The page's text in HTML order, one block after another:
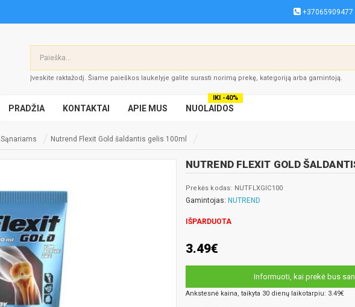
+37065909477
Įveskite raktažodį. Šiame paieškos laukelyje galite surasti norimą prekę, kategoriją arba gamintoją.
PRADŽIA KONTAKTAI APIE MUS NUOLAIDOS
IKI -40%
Sąnariams Nutrend Flexit Gold šaldantis gelis 100ml
NUTREND FLEXIT GOLD
Prekės kodas: NUTFLXGIC100
Gamintojas: NUTREND
IŠPARDUOTA
3.49€
Informuoti, kai prekė bus
Ankstesnė kaina, taikyta 30 dienų laikotarpiu: 3.49€